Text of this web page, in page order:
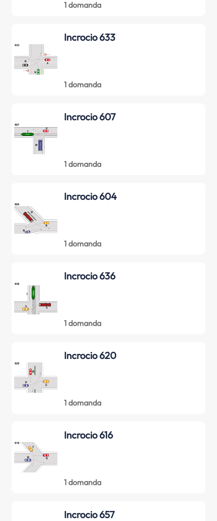
1 domanda
Incrocio 633
1 domanda
Incrocio 607
1 domanda
Incrocio 604
1 domanda
Incrocio 636
1 domanda
Incrocio 620
1 domanda
Incrocio 616
1 domanda
Incrocio 657